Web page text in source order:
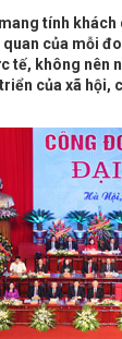
tính
của mỗi
không nên
của xã